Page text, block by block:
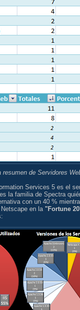
resumen de Servidores
Services 5 es el
la familia de Spectra
con un 40 %
en la "Fortune